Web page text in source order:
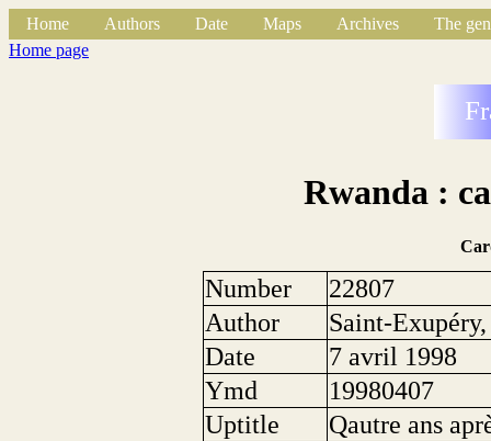
Home Authors Date Maps Archives
The
Home page
Rwanda :
Number
22807
Author
Saint-
Date
7 avril 1998
Ymd
19980407
Uptitle
Qautre ans